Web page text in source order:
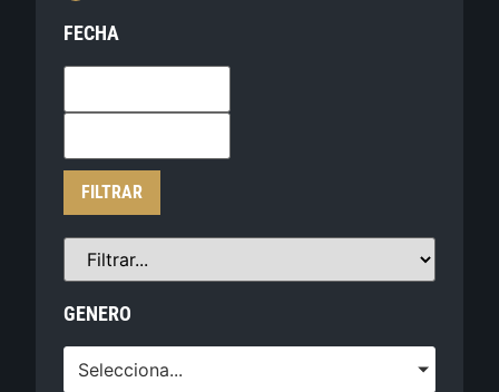
FECHA
FILTRAR
GENERO
Selecciona...